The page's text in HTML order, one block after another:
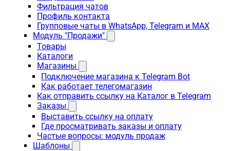
Фильтрация чатов
Профиль контакта
Групповые чаты в WhatsApp, Telegram и MAX
Модуль "Продажи"
Товары
Каталоги
Магазины
Подключение магазина к Telegram Bot
Как работает телегомагазин
Как отправить ссылку на Каталог в Telegram
Заказы
Выставить ссылку на оплату
Где просматривать заказы и оплату
Частые вопросы: модуль продаж
Шаблоны